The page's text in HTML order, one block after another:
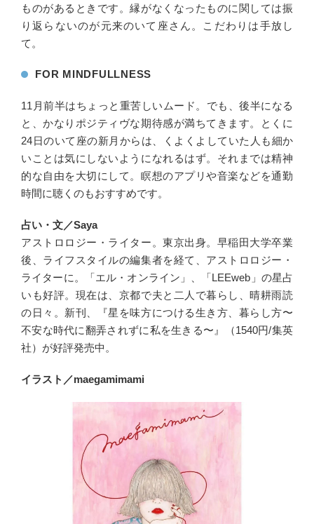
ものがあるときです。縁がなくなったものに関しては振
り返らないのが元来のいて座さん。こだわりは手放し
て。
FOR MINDFULLNESS
11月前半はちょっと重苦しいムード。でも、後半になる
と、かなりポジティヴな期待感が満ちてきます。とくに
24日のいて座の新月からは、くよくよしていた人も細か
いことは気にしないようになれるはず。それまでは精神
的な自由を大切にして。瞑想のアプリや音楽などを通勤
時間に聴くのもおすすめです。
占い・文／Saya
アストロロジー・ライター。東京出身。早稲田大学卒業
後、ライフスタイルの編集者を経て、アストロロジー・
ライターに。「エル・オンライン」、「LEEweb」の星占
いも好評。現在は、京都で夫と二人で暮らし、晴耕雨読
の日々。新刊、『星を味方につける生き方、暮らし方〜
不安な時代に翻弄されずに私を生きる〜』（1540円/集英
社）が好評発売中。
イラスト／maegamimami